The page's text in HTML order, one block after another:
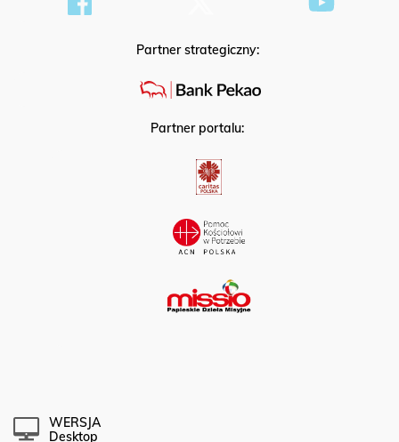
Partner strategiczny:
Partner portalu:
WERSJA
Desktop